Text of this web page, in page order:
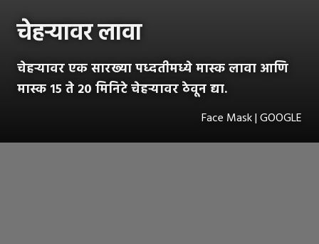
चेहऱ्यावर लावा
चेहऱ्यावर एक सारख्या पध्दतीमध्ये मास्क लावा आणि
मास्क १५ ते २० मिनिटे चेहऱ्यावर ठेवून द्या.
Face Mask | GOOGLE